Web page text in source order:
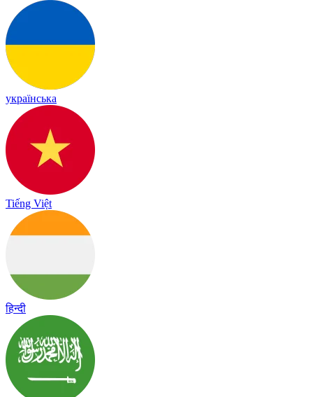
українська
Tiếng Việt
हिन्दी